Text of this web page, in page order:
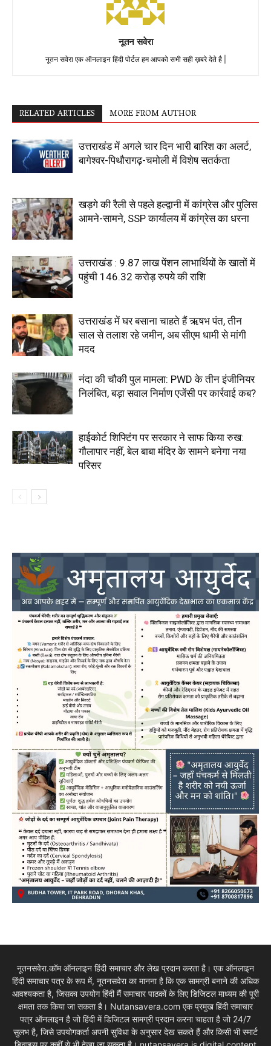
नूतन सवेरा
नूतन सवेरा एक ऑनलाइन हिंदी पोर्टल हम आपको सभी सही ख़बरे देते है |
RELATED ARTICLES MORE FROM AUTHOR
उत्तराखंड में अगले चार दिन भारी बारिश का अलर्ट,
बागेश्वर-पिथौरागढ़-चमोली में विशेष सतर्कता
खड़गे की रैली से पहले हल्द्वानी में कांग्रेस और पुलिस
आमने-सामने, SSP कार्यालय में कांग्रेस का धरना
उत्तराखंड : 9.87 लाख पेंशन लाभार्थियों के खातों में
पहुंची 146.32 करोड़ रुपये की राशि
उत्तराखंड में घर बसाना चाहते हैं ऋषभ पंत, तीन
साल से तलाश रहे जमीन, अब सीएम धामी से मांगी
मदद
नंदा की चौकी पुल मामला: PWD के तीन इंजीनियर
निलंबित, बड़ा सवाल निर्माण एजेंसी पर कार्रवाई कब?
हाईकोर्ट शिफ्टिंग पर सरकार ने साफ किया रुख:
गौलापार नहीं, बेल बाबा मंदिर के सामने बनेगा नया
परिसर
नूतनसवेरा.कॉम ऑनलाइन हिंदी समाचार और लेख प्रदान करता है। एक ऑनलाइन
हिंदी समाचार पत्र के रूप में, नूतनसवेरा का मानना है कि एक सामग्री बनाने की अधिक
आवश्यकता है, जिसका उपयोग हिंदी मैं समाचार पाठकों के लिए डिजिटल माध्यम की पूरी
क्षमता तक किया जा सकता है। Nutansavera.com एक प्रमुख हिंदी समाचार
पत्र ऑनलाइन है जो हिंदी में डिजिटल सामग्री प्रदान करना चाहता है जो 24/7
सुलभ है, जिसे उपयोगकर्ता अपनी सुविधा के अनुसार देख सकते हैं और किसी भी स्मार्ट